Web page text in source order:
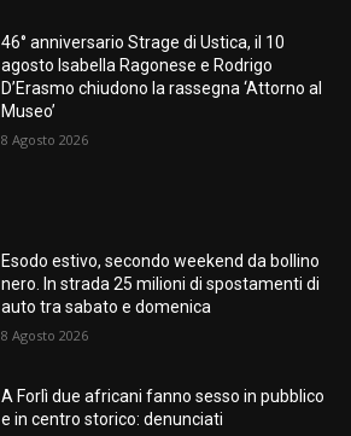
46° anniversario Strage di Ustica, il 10
agosto Isabella Ragonese e Rodrigo
D’Erasmo chiudono la rassegna ‘Attorno al
Museo’
8 Agosto 2026
Esodo estivo, secondo weekend da bollino
nero. In strada 25 milioni di spostamenti di
auto tra sabato e domenica
8 Agosto 2026
A Forlì due africani fanno sesso in pubblico
e in centro storico: denunciati